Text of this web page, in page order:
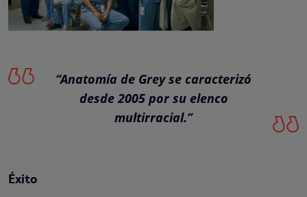
“Anatomía de Grey se caracterizó
desde 2005 por su elenco
multirracial.”
Éxito